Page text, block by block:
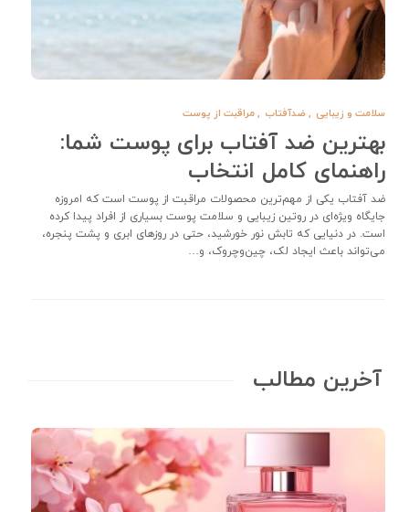
سلامت و زیبایی ,ضدآفتاب ,مراقبت از پوست
بهترین ضد آفتاب برای پوست شما:
راهنمای کامل انتخاب
ضد آفتاب یکی از مهم‌ترین محصولات مراقبت از پوست است که امروزه
جایگاه ویژه‌ای در روتین زیبایی و سلامت پوست بسیاری از افراد پیدا کرده
است. در دنیایی که تابش نور خورشید، حتی در روزهای ابری و پشت پنجره،
می‌تواند باعث ایجاد لک، چین‌وچروک، و…
آخرین مطالب